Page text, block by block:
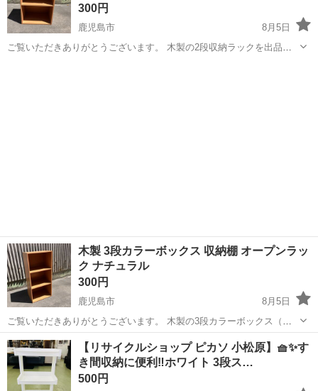
300円
鹿児島市
8月5日
ご覧いただきありがとうございます。 木製の2段収納ラックを出品い
木製 3段カラーボックス 収納棚 オープンラッ
ク ナチュラル
300円
鹿児島市
8月5日
ご覧いただきありがとうございます。 木製の3段カラーボックス（オ
ープンラック）を出品いたします。 【商品状態】 ・使用に伴うキズや
スレ、使用感があります。 ・収納棚として問題なくご使用いただけま
す。 ・本や...
鹿児島 鹿児島市 収納家具
【リサイクルショップ ピカソ 小松原】🧺✨す
き間収納に便利‼️ホワイト 3段ス…
500円